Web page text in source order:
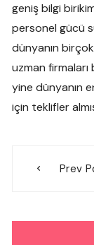
geniş bilgi
personel gücü
dünyanın
uzman firmaları
yine dünyanın
için teklifler
Prev